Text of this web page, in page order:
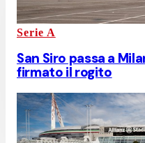
Serie A
San Siro passa a
firmato il rogito